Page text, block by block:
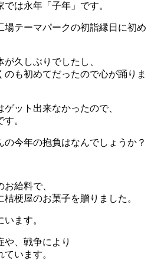
は永年「子年」です。
場テーマパークの初詣縁日に初め
久しぶりでしたし、
のも初めてだったので心が踊りま
ット出来なかったので、
。
今年の抱負はなんでしょうか？
給料で、
梗屋のお菓子を贈りました。
ます。
や、戦争により
います。